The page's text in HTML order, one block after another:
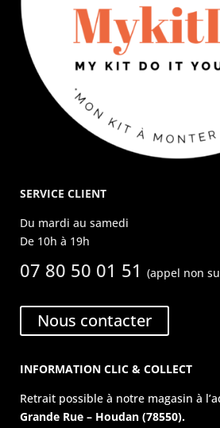
SERVICE CLIENT
Du mardi au samedi
De 10h à 19h
07 80 50 01 51(appel non
Nous contacter
INFORMATION CLIC & COLLECT
Retrait possible à notre magasin à
Grande Rue – Houdan (78550).